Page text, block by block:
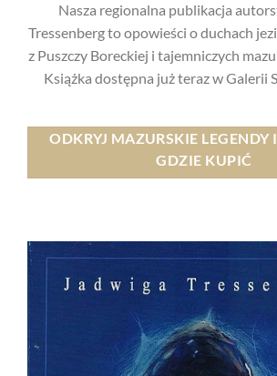
Nasza regionalna publikacja
Tressenberg to opowieści o duchach
z Puszczy Boreckiej i tajemniczych
Książka dostępna już teraz w Galerii
ODKRYJ MAZURSKIE LEGENDY
GDZIE KUPIĆ